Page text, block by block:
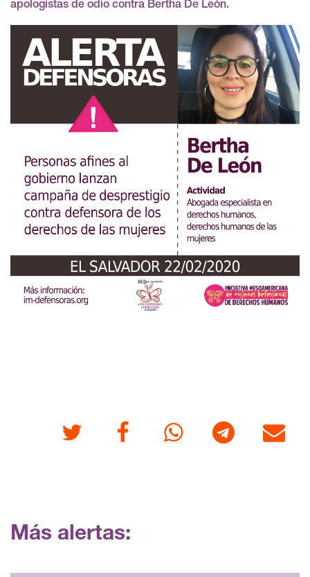
apologistas de odio contra Bertha De León.
Twitter FacebookWhatsappTelegram Correo
Más alertas: